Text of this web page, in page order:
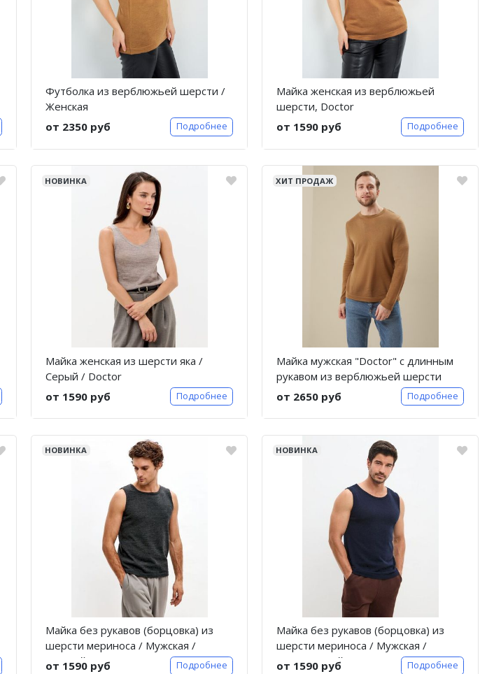
Футболка из верблюжьей шерсти /
Женская
от 2350 руб
Подробнее
Майка женская из верблюжьей
шерсти, Doctor
от 1590 руб
Подробнее
НОВИНКА
Майка женская из шерсти яка /
Серый / Doctor
от 1590 руб
Подробнее
ХИТ ПРОДАЖ
Майка мужская "Doctor" с длинным
рукавом из верблюжьей шерсти
от 2650 руб
Подробнее
НОВИНКА
Майка без рукавов (борцовка) из
шерсти мериноса / Мужская /
Темный антрацит / Doctor
от 1590 руб Подробнее
НОВИНКА
Майка без рукавов (борцовка) из
шерсти мериноса / Мужская /
Темно-синий / Doctor
от 1590 руб Подробнее